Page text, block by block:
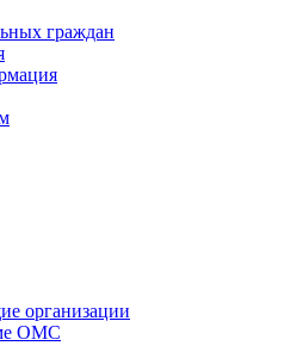
граждан
организации
ОМС